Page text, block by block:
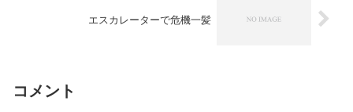
エスカレーターで危機一髪
コメント